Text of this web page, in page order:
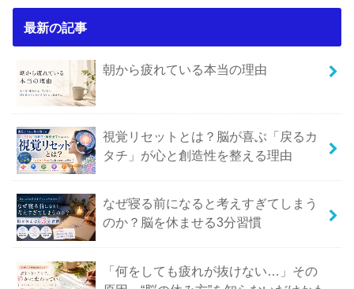
最新の記事
朝から疲れている本当の理由
視覚リセットとは？脳が喜ぶ「戻るカ
タチ」が心と創造性を整える理由
なぜ寝る前になると考えすぎてしまう
のか？脳を休ませる3分習慣
「何をしても疲れが抜けない…」その